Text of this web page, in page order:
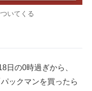
いてくる
日の0時過ぎから、
ックマンを買ったら